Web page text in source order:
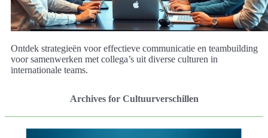
Ontdek strategieën voor effectieve communicatie en teambuilding
voor samenwerken met collega’s uit diverse culturen in
internationale teams.
Archives for Cultuurverschillen